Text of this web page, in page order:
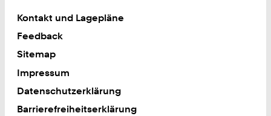
Kontakt und Lagepläne
Feedback
Sitemap
Impressum
Datenschutzerklärung
Barrierefreiheitserklärung